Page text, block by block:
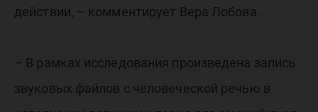
действии, – комментирует Вера Лобова.
– В рамках исследования произведена запись
звуковых файлов с человеческой речью в